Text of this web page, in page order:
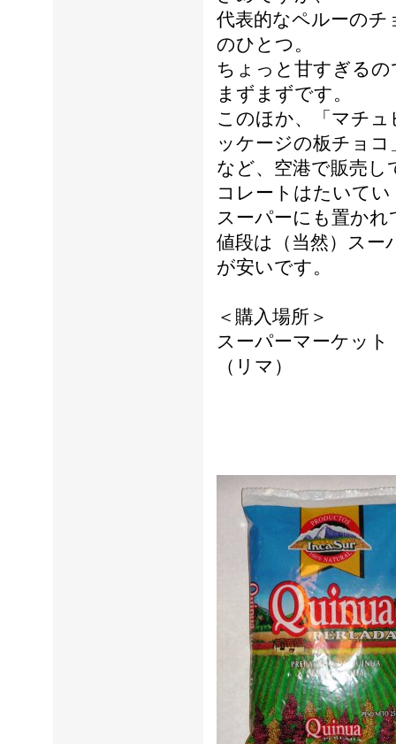
代表的なペルーのチ
のひとつ。
ちょっと甘すぎる
まずまずです。
このほか、「マチ
ッケージの板チョコ
など、空港で販売し
コレートはたいてい
スーパーにも置かれ
値段は（当然）スー
が安いです。
＜購入場所＞
スーパーマーケット
（リマ）